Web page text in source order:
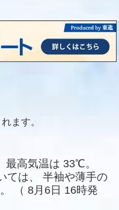
ます。
最高気温は 33℃。
ては、
半袖や薄手の
（ 8月6日 16時発